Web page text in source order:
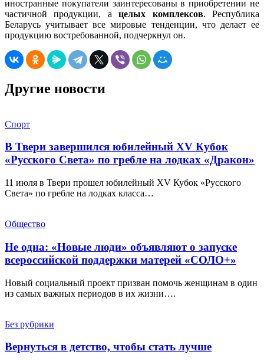
иностранные покупатели заинтересованы в приобретении не
частичной продукции, ацелых комплексов. Республика
Беларусь учитывает все мировые тенденции, что делает ее
продукцию востребованной, подчеркнул он.
Другие новости
Спорт
В Твери завершился юбилейный XV Кубок
«Русского Света» по гребле на лодках «Дракон»
11 июля в Твери прошел юбилейный XV Кубок «Русского
Света» по гребле на лодках класса…
Общество
Не одна: «Новые люди» объявляют о запуске
всероссийской поддержки матерей «СОЛО+»
Новый социальный проект призван помочь женщинам в один
из самых важных периодов в их жизни….
Без рубрики
Вернуться в детство, чтобы стать лучше